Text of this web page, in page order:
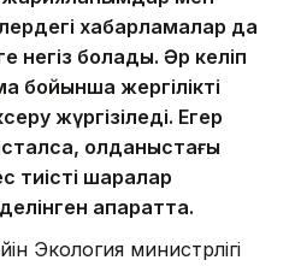
хабарламалар да
негіз болады. Әр келіп
бойынша жергілікті
жүргізіледі. Егер
қолданыстағы
тиісті шаралар
ақпаратта.
Экология министрлігі